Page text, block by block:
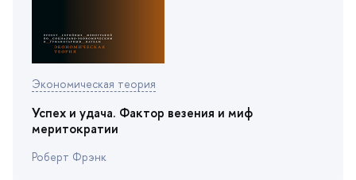
Экономическая теория
Успех и удача. Фактор везения и миф
меритократии
Роберт Фрэнк